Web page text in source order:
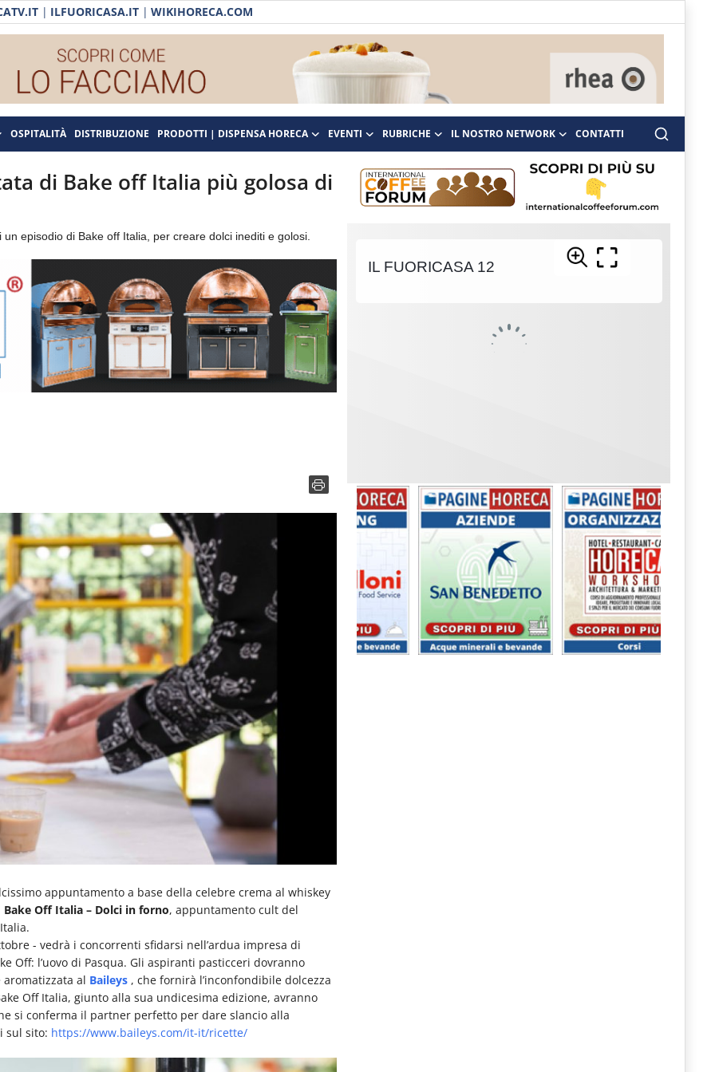
| ILFUORICASA.IT | WIKIHORECA.COM
OSPITALITÀ DISTRIBUZIONE PRODOTTI | DISPENSA HORECA EVENTI RUBRICHE IL NOSTRO NETWORK CONTATTI
di Bake off Italia più golosa di
episodio di Bake off Italia, per creare dolci inediti e golosi.
appuntamento a base della celebre crema al whiskey
Bake Off Italia – Dolci in forno, appuntamento cult del
- vedrà i concorrenti sfidarsi nell’ardua impresa di
Off: l’uovo di Pasqua. Gli aspiranti pasticceri dovranno
aromatizzata al Baileys , che fornirà l’inconfondibile dolcezza
Off Italia, giunto alla sua undicesima edizione, avranno
si conferma il partner perfetto per dare slancio alla
sul sito: https://www.baileys.com/it-it/ricette/